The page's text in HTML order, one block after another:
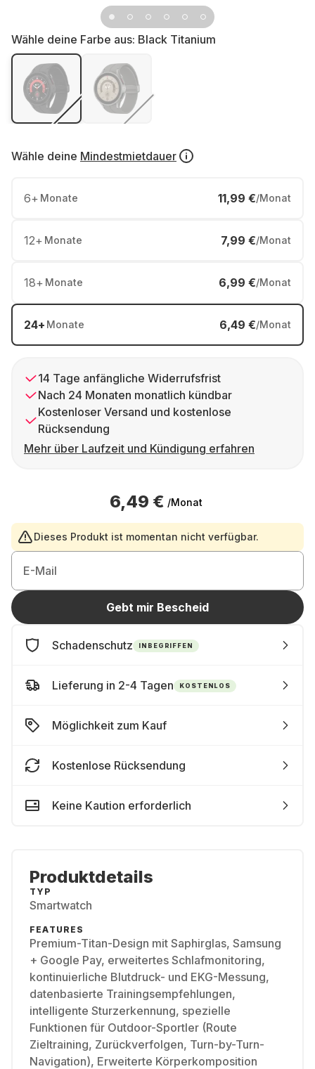
Wähle deine Farbe aus: Black Titanium
Wähle deine Mindestmietdauer
6+ Monate 11,99 €/Monat
12+ Monate 7,99 €/Monat
18+ Monate 6,99 €/Monat
24+ Monate 6,49 €/Monat
14 Tage anfängliche Widerrufsfrist
Nach 24 Monaten monatlich kündbar
Kostenloser Versand und kostenlose
Rücksendung
Mehr über Laufzeit und Kündigung erfahren
6,49 € /Monat
Dieses Produkt ist momentan nicht verfügbar.
E-Mail
Gebt mir Bescheid
Schadenschutz INBEGRIFFEN
Lieferung in 2-4 Tagen KOSTENLOS
Möglichkeit zum Kauf
Kostenlose Rücksendung
Keine Kaution erforderlich
Produktdetails
TYP
Smartwatch
FEATURES
Premium-Titan-Design mit Saphirglas, Samsung
+ Google Pay, erweitertes Schlafmonitoring,
kontinuierliche Blutdruck- und EKG-Messung,
datenbasierte Trainingsempfehlungen,
intelligente Sturzerkennung, spezielle
Funktionen für Outdoor-Sportler (Route
Zieltraining, Zurückverfolgen, Turn-by-Turn-
Navigation), Erweiterte Körperkomposition